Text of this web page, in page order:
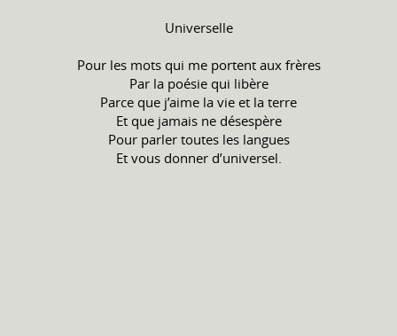
Universelle
Pour les mots qui me portent aux frères
Par la poésie qui libère
Parce que j’aime la vie et la terre
Et que jamais ne désespère
Pour parler toutes les langues
Et vous donner d’universel.